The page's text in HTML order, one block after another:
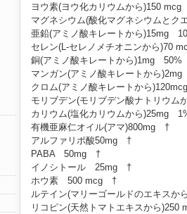
ヨウ素(ヨウ化カリウムから)150
マグネシウム(酸化マグネシウムと
亜鉛(アミノ酸キレートから)15mg
セレン(L-セレノメチオニンから)70
銅(アミノ酸キレートから)1mg 50%
マンガン(アミノ酸キレートから
クロム(アミノ酸キレートから
モリブデン(モリブデン酸ナトリウ
カリウム(塩化カリウムから)25mg
有機亜麻仁オイル(アマ)800mg †
アルファリポ酸50mg †
PABA 50mg †
イノシトール 25mg †
ホウ素 500 mcg †
ルテイン(マリーゴールドのエキス
リコピン(天然トマトエキスから